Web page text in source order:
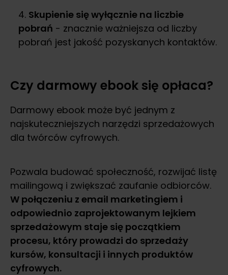
Skupienie się wyłącznie na liczbie
pobrań - znacznie ważniejsza od liczby
pobrań jest jakość pozyskanych kontaktów.
Czy darmowy ebook się opłaca?
Darmowy ebook może być jednym z
najskuteczniejszych narzędzi sprzedażowych
dla twórców cyfrowych.
Pozwala budować społeczność, rozwijać listę
mailingową i zwiększać zaufanie odbiorców.
W połączeniu z email marketingiem i
odpowiednio zaprojektowanym lejkiem
sprzedażowym staje się początkiem
procesu, który prowadzi do sprzedaży
kursów, konsultacji i innych produktów
cyfrowych.